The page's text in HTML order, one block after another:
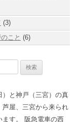
(3)
こと (6)
）と神戸（三宮）の真
芦屋、三宮から来られ
ます。 阪急電車の西